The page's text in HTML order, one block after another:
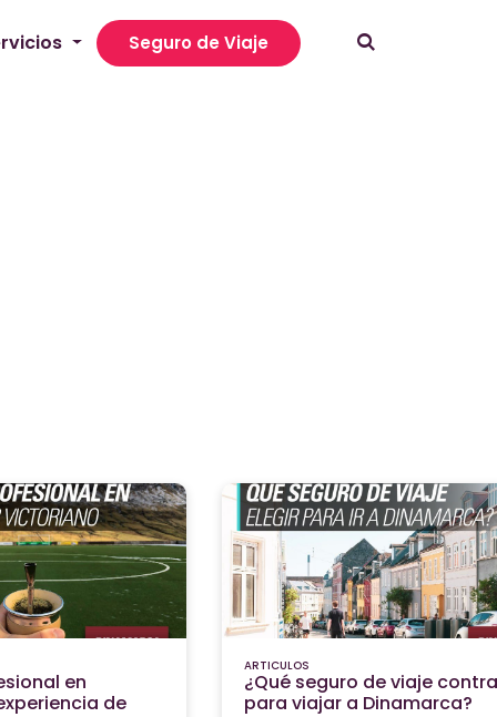
Seguro de Viaje
en
de
ARTICULOS
¿Qué seguro de viaje
para viajar a Dinamarca?